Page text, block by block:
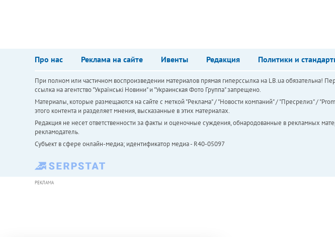
Про нас Реклама на сайте Ивенты Редакция Политики и
При полном или частичном воспроизведении материалов прямая гиперссылка на LB.ua обязательна!
ссылка на агентство "Українськi Новини" и "Украинская Фото Группа" запрещено.
Материалы, которые размещаются на сайте с меткой "Реклама" / "Новости компаний" / "Пресрелиз" /
этого контента и разделяет мнения, высказанные в этих материалах.
Редакция не несет ответственности за факты и оценочные суждения, обнародованные в рекламных
рекламодатель.
Субъект в сфере онлайн-медиа; идентификатор медиа - R40-05097
РЕКЛАМА